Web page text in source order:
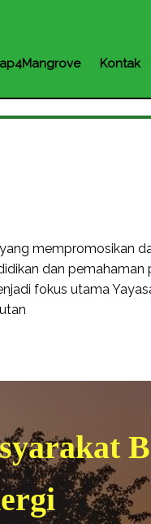
Kontak
mempromosikan
dan
fokus utama